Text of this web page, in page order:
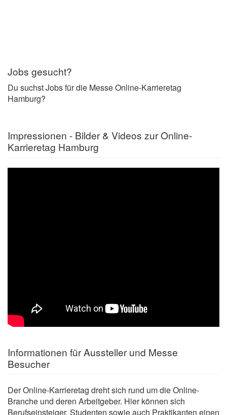
Jobs gesucht?
Du suchst Jobs für die Messe Online-Karrieretag
Hamburg?
Impressionen - Bilder & Videos zur Online-
Karrieretag Hamburg
Informationen für Aussteller und Messe
Besucher
Der Online-Karrieretag dreht sich rund um die Online-
Branche und deren Arbeitgeber. Hier können sich
Berufseinsteiger, Studenten sowie auch Praktikanten einen